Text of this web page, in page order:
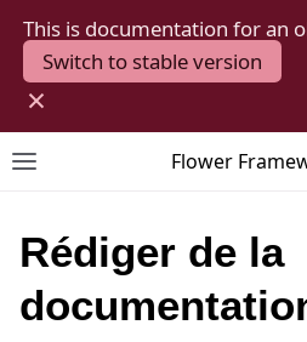
This is documentation for an
Switch to stable version
×
Toggle site navigation sidebar
Flower
Rédiger de la